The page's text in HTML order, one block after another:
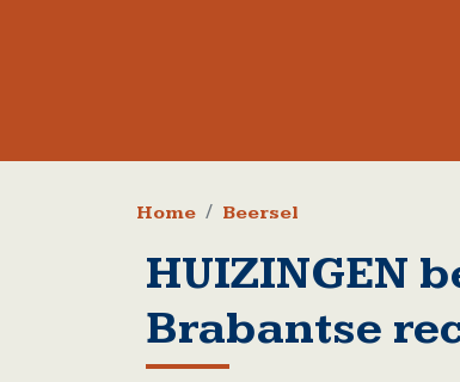
Kruimelpad
Home Beersel
HUIZINGEN
Brabantse